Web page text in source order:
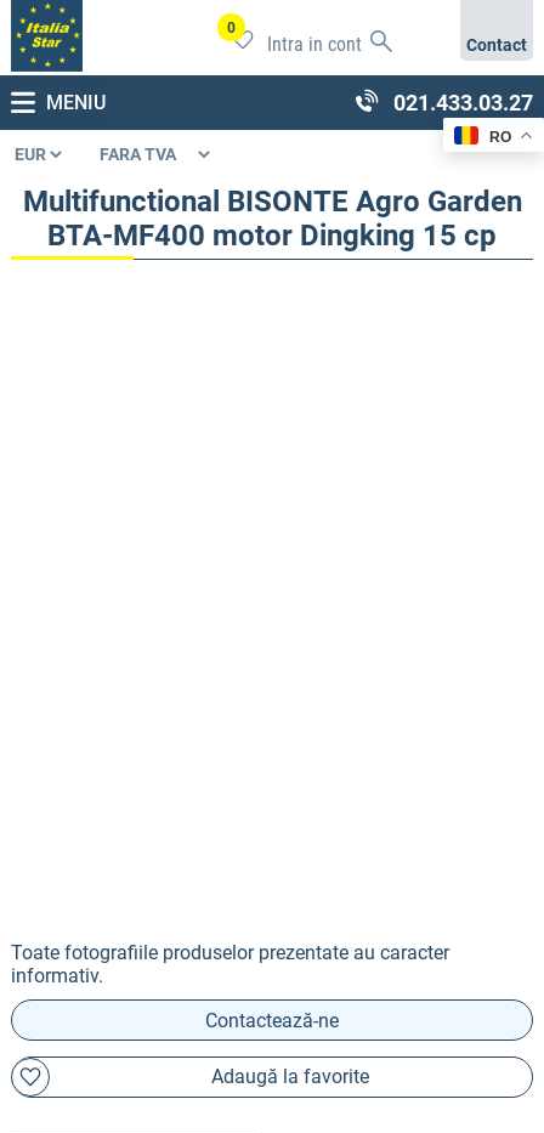
0
Intra in cont Contact
MENIU 021.433.03.27
Multifunctional BISONTE Agro Garden
BTA-MF400 motor Dingking 15 cp
Toate fotografiile produselor prezentate au caracter
informativ.
Contactează-ne
Adaugă la favorite
RO